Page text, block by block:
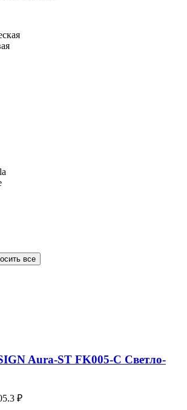
все
Aura-ST FK005-C Светло-
₽